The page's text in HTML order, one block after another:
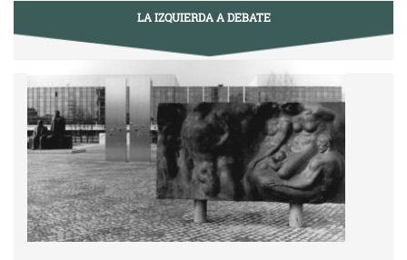
LA IZQUIERDA A DEBATE